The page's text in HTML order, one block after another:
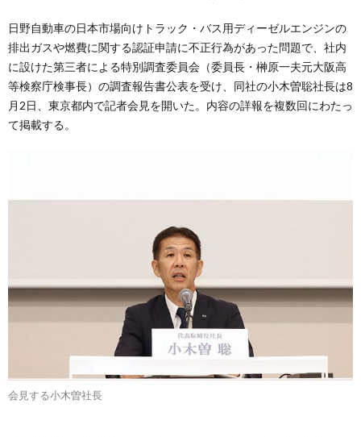
日野自動車の日本市場向けトラック・バス用ディーゼルエンジンの
排出ガスや燃費に関する認証申請に不正行為があった問題で、社内
に設けた第三者による特別調査委員会（委員長・榊原一夫元大阪高
等検察庁検事長）の調査報告書公表を受け、同社の小木曽聡社長は8
月2日、東京都内で記者会見を開いた。内容の詳報を複数回にわたっ
て掲載する。
会見する小木曽社長